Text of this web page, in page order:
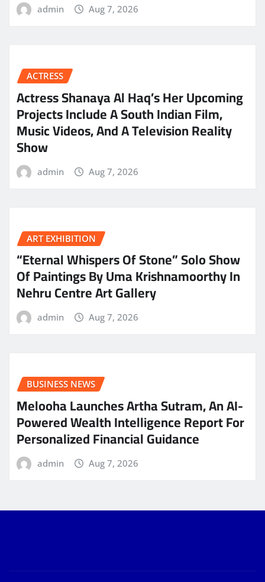
admin Aug 7, 2026
ACTRESS
Actress Shanaya Al Haq’s Her Upcoming
Projects Include A South Indian Film,
Music Videos, And A Television Reality
Show
admin Aug 7, 2026
ART EXHIBITION
“Eternal Whispers Of Stone” Solo Show
Of Paintings By Uma Krishnamoorthy In
Nehru Centre Art Gallery
admin Aug 7, 2026
BUSINESS NEWS
Melooha Launches Artha Sutram, An AI-
Powered Wealth Intelligence Report For
Personalized Financial Guidance
admin Aug 7, 2026